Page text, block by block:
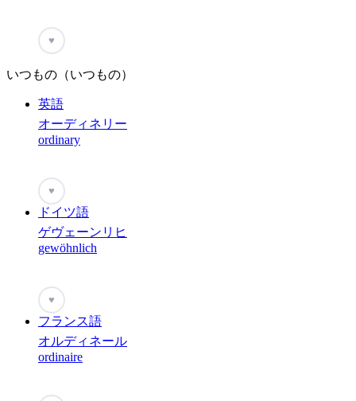
♥
いつもの（いつもの）
英語
オーディネリー
ordinary
♥
ドイツ語
ゲヴェーンリヒ
gewöhnlich
♥
フランス語
オルディネール
ordinaire